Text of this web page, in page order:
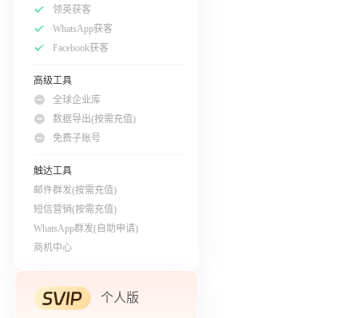
领英获客
WhatsApp获客
Facebook获客
高级工具
全球企业库
数据导出(按需充值)
免费子账号
触达工具
邮件群发(按需充值)
短信营销(按需充值)
WhatsApp群发(自助申请)
商机中心
个人版